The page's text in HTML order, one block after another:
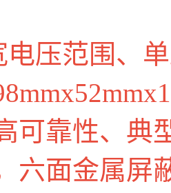
电压范围、
可靠性、典
六面金属屏